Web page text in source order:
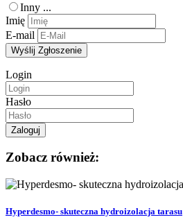
Inny ...
Imię
E-mail
Login
Hasło
Zobacz również:
Hyperdesmo- skuteczna hydroizolacja tarasu